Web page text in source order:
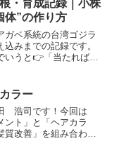
・育成記録｜小株
体”の作り方
ガベ系統の台湾ゴジラ
みまでの記録です。
いうと👉「当たればと
ゴジラは・肉厚な葉・
プスパ...
ラー
浩司です！今回は
ント」と「ヘアカラ
改善」を組み合わせ